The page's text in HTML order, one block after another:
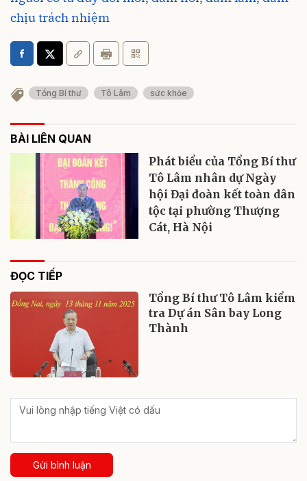
chịu trách nhiệm
Tổng Bí thư Tô Lâm sức khỏe
BÀI LIÊN QUAN
Phát biểu của Tổng Bí thư
Tô Lâm nhân dự Ngày
hội Đại đoàn kết toàn dân
tộc tại phường Thượng
Cát, Hà Nội
ĐỌC TIẾP
Tổng Bí thư Tô Lâm kiểm
tra Dự án Sân bay Long
Thành
Gửi bình luận